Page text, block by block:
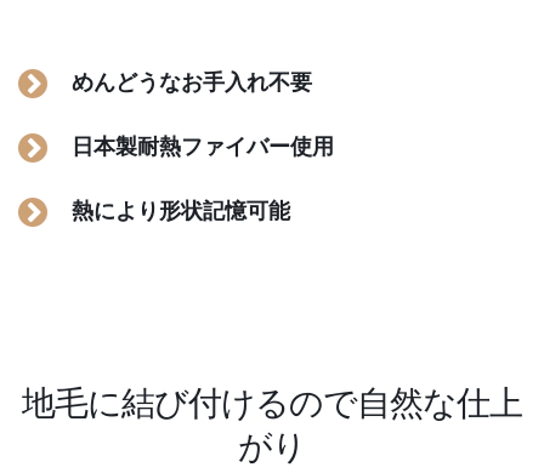
めんどうなお手入れ不要
日本製耐熱ファイバー使用
熱により形状記憶可能
地毛に結び付けるので自然な仕上
がり